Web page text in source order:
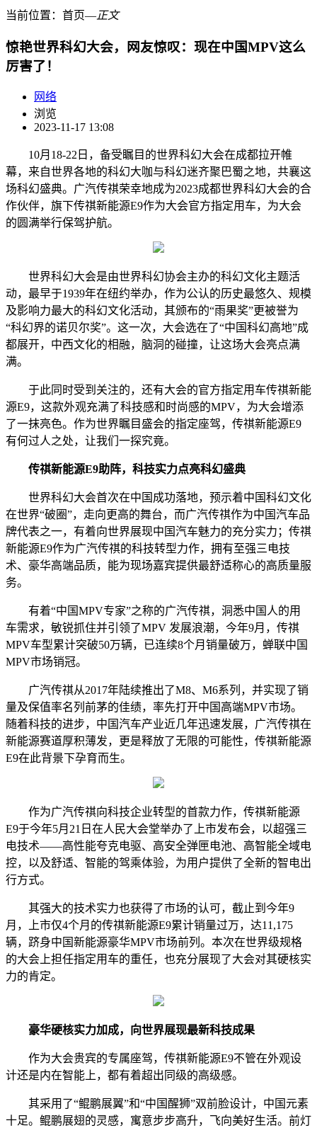
当前位置： 首页―正文
惊艳世界科幻大会，网友惊叹：现在中国MPV这么
厉害了！
网络
浏览
2023-11-17 13:08
10月18-22日，备受瞩目的世界科幻大会在成都拉开帷
幕，来自世界各地的科幻大咖与科幻迷齐聚巴蜀之地，共襄这
场科幻盛典。广汽传祺荣幸地成为2023成都世界科幻大会的合
作伙伴，旗下传祺新能源E9作为大会官方指定用车，为大会
的圆满举行保驾护航。
世界科幻大会是由世界科幻协会主办的科幻文化主题活
动，最早于1939年在纽约举办，作为公认的历史最悠久、规模
及影响力最大的科幻文化活动，其颁布的“雨果奖”更被誉为
“科幻界的诺贝尔奖”。这一次，大会选在了“中国科幻高地”成
都展开，中西文化的相融，脑洞的碰撞，让这场大会亮点满
满。
于此同时受到关注的，还有大会的官方指定用车传祺新能
源E9，这款外观充满了科技感和时尚感的MPV，为大会增添
了一抹亮色。作为世界瞩目盛会的指定座驾，传祺新能源E9
有何过人之处，让我们一探究竟。
传祺新能源E9助阵，科技实力点亮科幻盛典
世界科幻大会首次在中国成功落地，预示着中国科幻文化
在世界“破圈”，走向更高的舞台，而广汽传祺作为中国汽车品
牌代表之一，有着向世界展现中国汽车魅力的充分实力；传祺
新能源E9作为广汽传祺的科技转型力作，拥有至强三电技
术、豪华高端品质，能为现场嘉宾提供最舒适称心的高质量服
务。
有着“中国MPV专家”之称的广汽传祺，洞悉中国人的用
车需求，敏锐抓住并引领了MPV 发展浪潮，今年9月，传祺
MPV车型累计突破50万辆，已连续8个月销量破万，蝉联中国
MPV市场销冠。
广汽传祺从2017年陆续推出了M8、M6系列，并实现了销
量及保值率名列前茅的佳绩，率先打开中国高端MPV市场。
随着科技的进步，中国汽车产业近几年迅速发展，广汽传祺在
新能源赛道厚积薄发，更是释放了无限的可能性，传祺新能源
E9在此背景下孕育而生。
作为广汽传祺向科技企业转型的首款力作，传祺新能源
E9于今年5月21日在人民大会堂举办了上市发布会，以超强三
电技术——高性能夸克电驱、高安全弹匣电池、高智能全域电
控，以及舒适、智能的驾乘体验，为用户提供了全新的智电出
行方式。
其强大的技术实力也获得了市场的认可，截止到今年9
月，上市仅4个月的传祺新能源E9累计销量过万，达11,175
辆，跻身中国新能源豪华MPV市场前列。本次在世界级规格
的大会上担任指定用车的重任，也充分展现了大会对其硬核实
力的肯定。
豪华硬核实力加成， 向世界展现最新科技成果
作为大会贵宾的专属座驾，传祺新能源E9不管在外观设
计还是内在智能上，都有着超出同级的高级感。
其采用了“鲲鹏展翼”和“中国醒狮”双前脸设计，中国元素
十足。鲲鹏展翅的灵感，寓意步步高升，飞向美好生活。前灯